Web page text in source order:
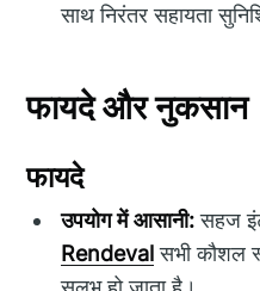
साथ निरंतर सहायता
फायदे और नुकसान
फायदे
उपयोग में आसानी:सहज
Rendevalसभी कौशल